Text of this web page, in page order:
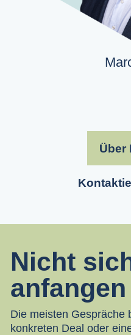
Über
Nicht
Die meisten Gespräche
konkreten Deal oder